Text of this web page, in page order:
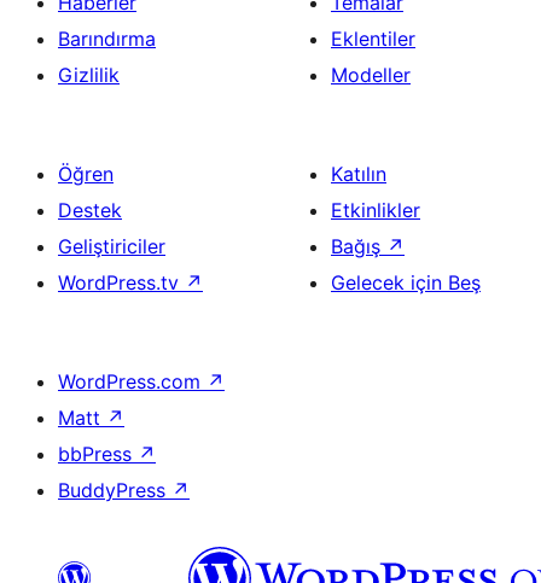
Barındırma
Gizlilik
Eklentiler
Modeller
Öğren
Destek
Geliştiriciler
WordPress.tv ↗
Katılın
Etkinlikler
Bağış ↗
Gelecek için Beş
WordPress.com ↗
Matt ↗
bbPress ↗
BuddyPress ↗